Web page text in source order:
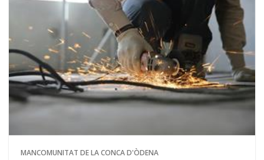
MANCOMUNITAT DE LA CONCA D'ÒDENA